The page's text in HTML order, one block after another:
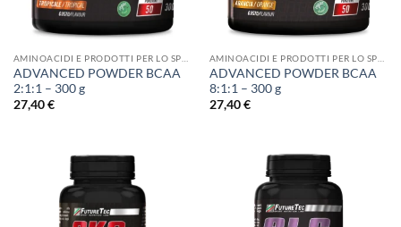
ADVANCED POWDER BCAA
2:1:1 – 300 g
27,40€
ADVANCED POWDER BCAA
8:1:1 – 300 g
27,40€